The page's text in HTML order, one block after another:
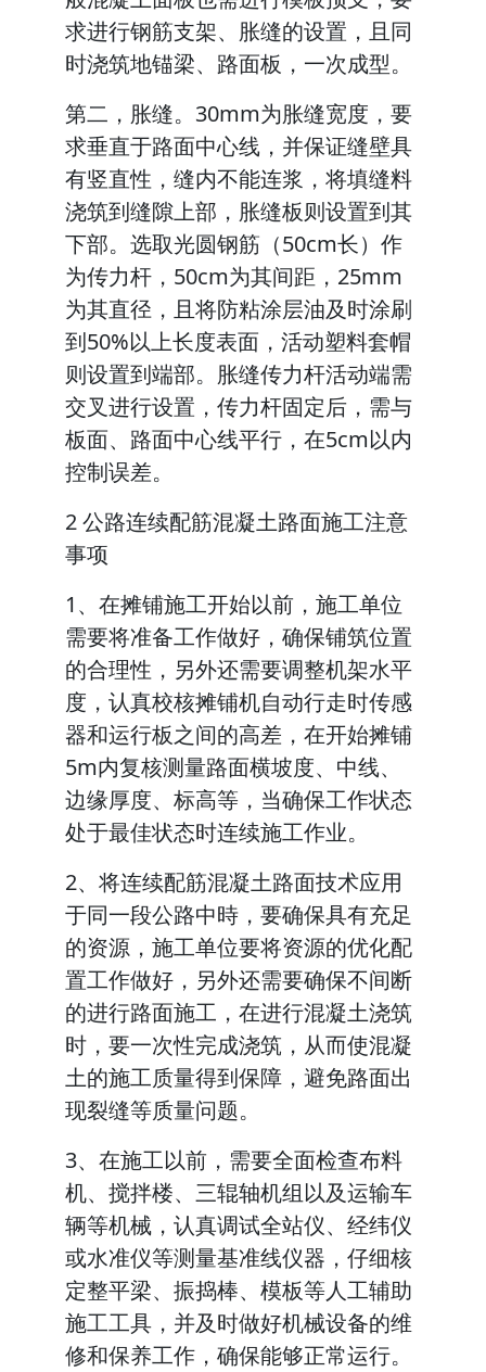
求进行钢筋支架、胀缝的设置，且同
时浇筑地锚梁、路面板，一次成型。
第二，胀缝。30mm为胀缝宽度，要
求垂直于路面中心线，并保证缝壁具
有竖直性，缝内不能连浆，将填缝料
浇筑到缝隙上部，胀缝板则设置到其
下部。选取光圆钢筋（50cm长）作
为传力杆，50cm为其间距，25mm
为其直径，且将防粘涂层油及时涂刷
到50%以上长度表面，活动塑料套帽
则设置到端部。胀缝传力杆活动端需
交叉进行设置，传力杆固定后，需与
板面、路面中心线平行，在5cm以内
控制误差。
2 公路连续配筋混凝土路面施工注意
事项
1、在摊铺施工开始以前，施工单位
需要将准备工作做好，确保铺筑位置
的合理性，另外还需要调整机架水平
度，认真校核摊铺机自动行走时传感
器和运行板之间的高差，在开始摊铺
5m内复核测量路面横坡度、中线、
边缘厚度、标高等，当确保工作状态
处于最佳状态时连续施工作业。
2、将连续配筋混凝土路面技术应用
于同一段公路中時，要确保具有充足
的资源，施工单位要将资源的优化配
置工作做好，另外还需要确保不间断
的进行路面施工，在进行混凝土浇筑
时，要一次性完成浇筑，从而使混凝
土的施工质量得到保障，避免路面出
现裂缝等质量问题。
3、在施工以前，需要全面检查布料
机、搅拌楼、三辊轴机组以及运输车
辆等机械，认真调试全站仪、经纬仪
或水准仪等测量基准线仪器，仔细核
定整平梁、振捣棒、模板等人工辅助
施工工具，并及时做好机械设备的维
修和保养工作，确保能够正常运行。